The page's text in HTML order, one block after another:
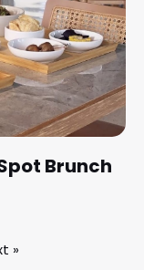
Brunch
»